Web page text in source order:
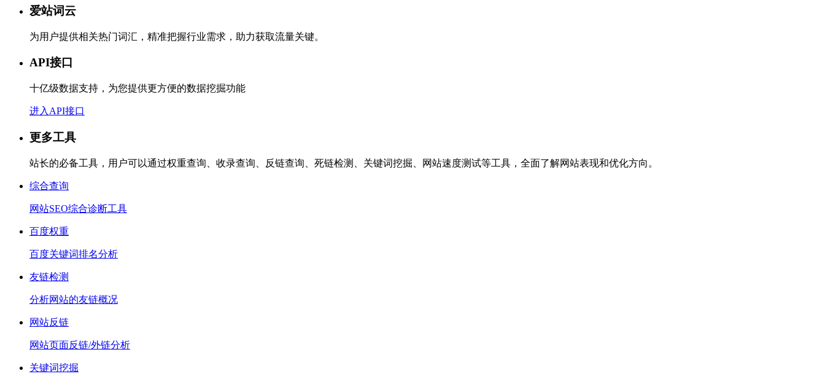
爱站词云
为用户提供相关热门词汇，精准把握行业需求，助力获取流量关键。
API接口
十亿级数据支持，为您提供更方便的数据挖掘功能
进入API接口
更多工具
站长的必备工具，用户可以通过权重查询、收录查询、反链查询、死链检测、关键词挖掘、网站速度测试等工具，全面了解网站表现和优化方向。
综合查询
网站SEO综合诊断工具
百度权重
百度关键词排名分析
友链检测
分析网站的友链概况
网站反链
网站页面反链/外链分析
关键词挖掘